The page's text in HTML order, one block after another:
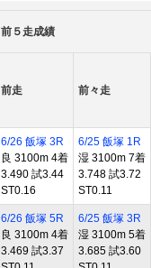
前５走成績
前走 前々走
6/26 飯塚 3R
良 3100m 4着
3.490 試3.44
ST0.16
6/25 飯塚 1R
湿 3100m 7着
3.748 試3.72
ST0.11
6/26 飯塚 5R
良 3100m 4着
3.469 試3.37
6/25 飯塚 3R
湿 3100m 5着
3.685 試3.60